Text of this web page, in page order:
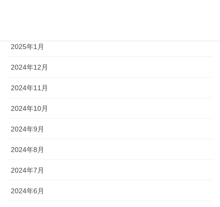
2025年1月
2024年12月
2024年11月
2024年10月
2024年9月
2024年8月
2024年7月
2024年6月